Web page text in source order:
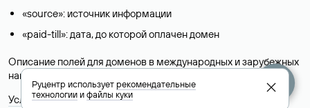
«source»: источник информации
«paid-till»: дата, до которой оплачен домен
Описание полей для доменов в международных и зарубежных
национальных доменах представлены в разделе «
».
Условия использования Whois-сервиса
Руцентр используетрекомендательные
технологииифайлы куки